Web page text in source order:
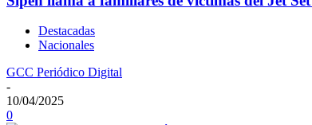
Destacadas
Nacionales
GCC Periódico Digital
-
10/04/2025
0